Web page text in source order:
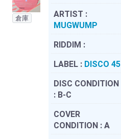
倉庫
ARTIST :
MUGWUMP
RIDDIM :
LABEL : DISCO 45
DISC CONDITION
: B-C
COVER
CONDITION : A